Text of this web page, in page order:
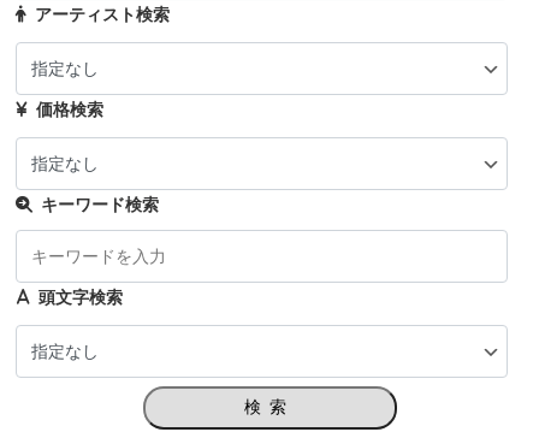
アーティスト検索
価格検索
キーワード検索
頭文字検索
検索